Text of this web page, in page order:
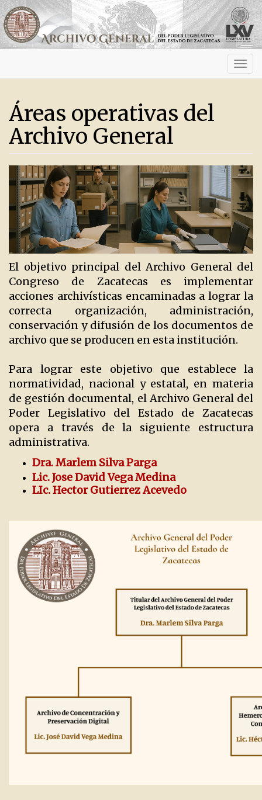
Áreas operativas del
Archivo General
El objetivo principal del Archivo General del
Congreso de Zacatecas es implementar
acciones archivísticas encaminadas a lograr la
correcta organización, administración,
conservación y difusión de los documentos de
archivo que se producen en esta institución.
Para lograr este objetivo que establece la
normatividad, nacional y estatal, en materia
de gestión documental, el Archivo General del
Poder Legislativo del Estado de Zacatecas
opera a través de la siguiente estructura
administrativa.
Dra. Marlem Silva Parga
Lic. Jose David Vega Medina
LIc. Hector Gutierrez Acevedo